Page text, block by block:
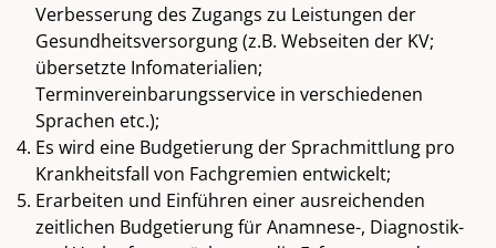
Verbesserung des Zugangs zu Leistungen der
Gesundheitsversorgung (z.B. Webseiten der KV;
übersetzte Infomaterialien;
Terminvereinbarungsservice in verschiedenen
Sprachen etc.);
Es wird eine Budgetierung der Sprachmittlung pro
Krankheitsfall von Fachgremien entwickelt;
Erarbeiten und Einführen einer ausreichenden
zeitlichen Budgetierung für Anamnese-, Diagnostik-